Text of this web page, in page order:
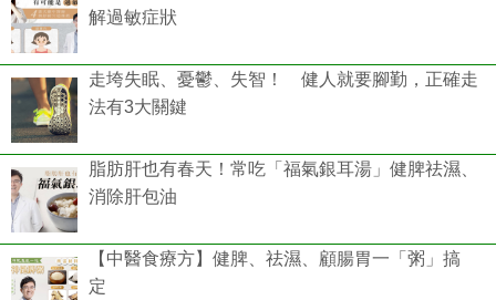
解過敏症狀
走垮失眠、憂鬱、失智！ 健人就要腳勤，正確走
法有3大關鍵
脂肪肝也有春天！常吃「福氣銀耳湯」健脾祛濕、
消除肝包油
【中醫食療方】健脾、祛濕、顧腸胃一「粥」搞
定